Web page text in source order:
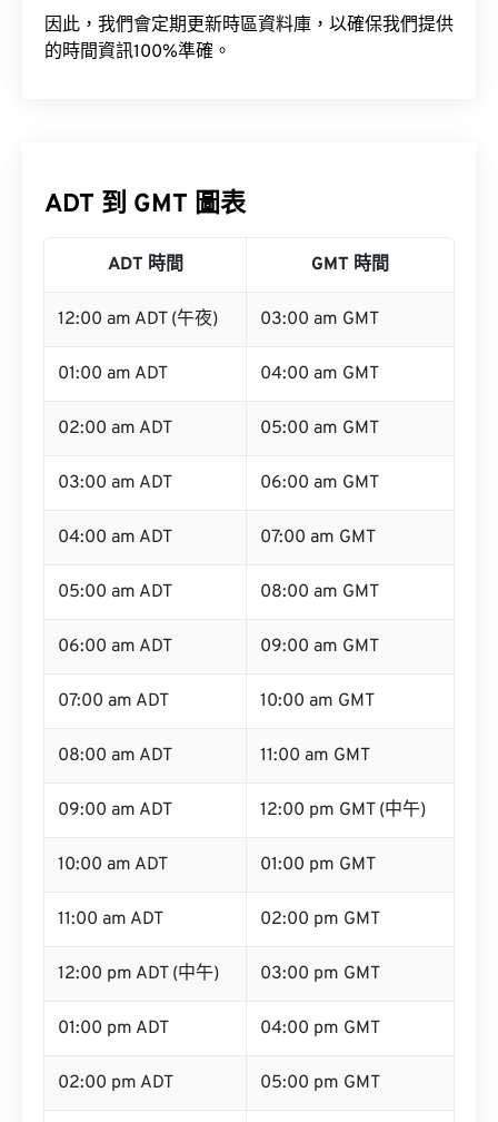
因此，我們會定期更新時區資料庫，以確保我們提供
的時間資訊100%準確。
ADT 到 GMT 圖表
ADT 時間 GMT 時間
12:00 am ADT (午夜) 03:00 am GMT
01:00 am ADT 04:00 am GMT
02:00 am ADT 05:00 am GMT
03:00 am ADT 06:00 am GMT
04:00 am ADT 07:00 am GMT
05:00 am ADT 08:00 am GMT
06:00 am ADT 09:00 am GMT
07:00 am ADT 10:00 am GMT
08:00 am ADT 11:00 am GMT
09:00 am ADT 12:00 pm GMT (中午)
10:00 am ADT 01:00 pm GMT
11:00 am ADT 02:00 pm GMT
12:00 pm ADT (中午) 03:00 pm GMT
01:00 pm ADT 04:00 pm GMT
02:00 pm ADT 05:00 pm GMT